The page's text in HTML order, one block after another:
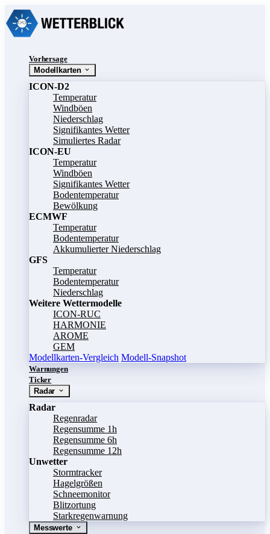
Vorhersage
Modellkarten
ICON-D2
Temperatur
Windböen
Niederschlag
Signifikantes Wetter
Simuliertes Radar
ICON-EU
Temperatur
Windböen
Signifikantes Wetter
Bodentemperatur
Bewölkung
ECMWF
Temperatur
Bodentemperatur
Akkumulierter Niederschlag
GFS
Temperatur
Bodentemperatur
Niederschlag
Weitere Wettermodelle
ICON-RUC
HARMONIE
AROME
GEM
Modellkarten-Vergleich Modell-Snapshot
Warnungen
Ticker
Radar
Radar
Regenradar
Regensumme 1h
Regensumme 6h
Regensumme 12h
Unwetter
Stormtracker
Hagelgrößen
Schneemonitor
Blitzortung
Starkregenwarnung
Messwerte